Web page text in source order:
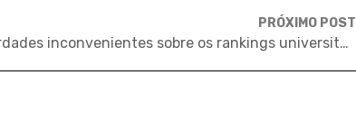
PRÓXIMO POST
5 verdades inconvenientes sobre os rankings universitários